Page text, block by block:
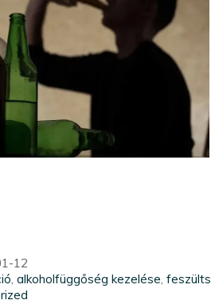
12
,alkoholfüggőség kezelése,